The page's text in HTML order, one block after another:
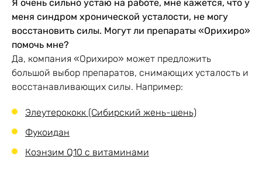
цинк, витамин B1,
витамин В6,
витамин D,
фолиевая кислота.
Возрастное
18+
Я очень сильно устаю на работе, мне кажется, что у
меня синдром хронической усталости, не могу
восстановить силы. Могут ли препараты «Орихиро»
помочь мне?
Да, компания «Орихиро» может предложить
большой выбор препаратов, снимающих усталость и
восстанавливающих силы. Например:
Элеутерококк (Сибирский жень-шень)
Фукоидан
Коэнзим Q10 с витаминами